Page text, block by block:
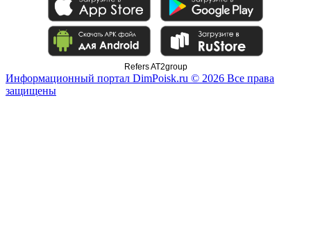
Refers AT2group
Информационный портал DimPoisk.ru © 2026 Все права
защищены